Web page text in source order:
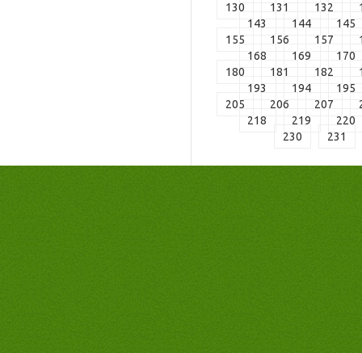
130
131 132
143
144
145
155
156 157
168
169
170
180
181 182
193
194
195
205
206 207
218
219
220
230
231